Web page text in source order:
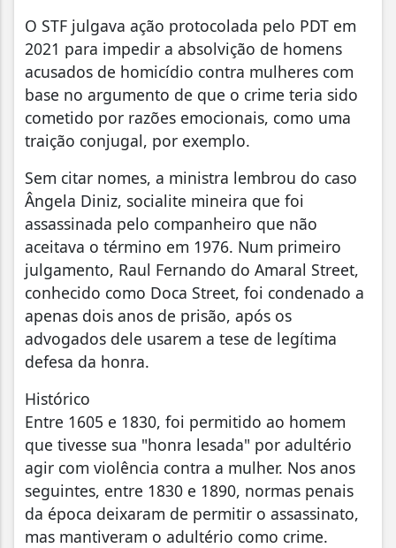
O STF julgava ação protocolada pelo PDT em
2021 para impedir a absolvição de homens
acusados de homicídio contra mulheres com
base no argumento de que o crime teria sido
cometido por razões emocionais, como uma
traição conjugal, por exemplo.
Sem citar nomes, a ministra lembrou do caso
Ângela Diniz, socialite mineira que foi
assassinada pelo companheiro que não
aceitava o término em 1976. Num primeiro
julgamento, Raul Fernando do Amaral Street,
conhecido como Doca Street, foi condenado a
apenas dois anos de prisão, após os
advogados dele usarem a tese de legítima
defesa da honra.
Histórico
Entre 1605 e 1830, foi permitido ao homem
que tivesse sua "honra lesada" por adultério
agir com violência contra a mulher. Nos anos
seguintes, entre 1830 e 1890, normas penais
da época deixaram de permitir o assassinato,
mas mantiveram o adultério como crime.